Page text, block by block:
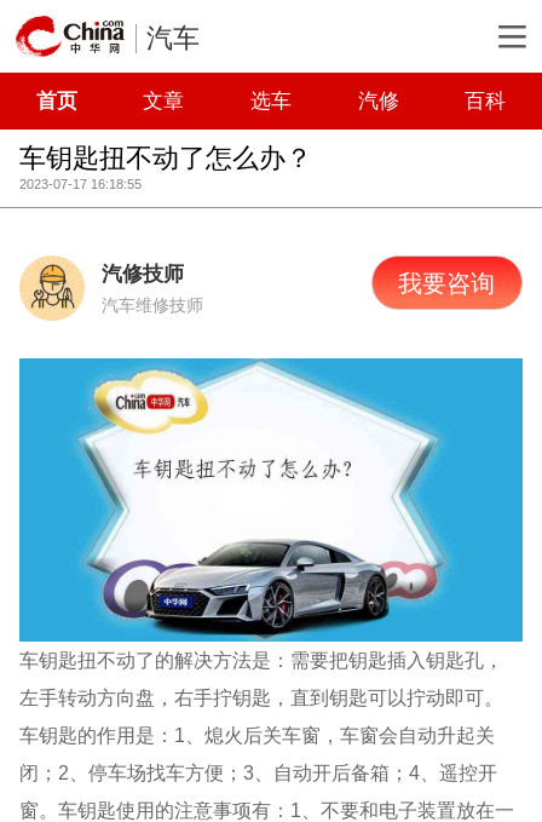
汽车
首页 文章 选车 汽修 百科
车钥匙扭不动了怎么办？
2023-07-17 16:18:55
汽修技师
汽车维修技师
我要咨询
车钥匙扭不动了的解决方法是：需要把钥匙插入钥匙孔，
左手转动方向盘，右手拧钥匙，直到钥匙可以拧动即可。
车钥匙的作用是：1、熄火后关车窗，车窗会自动升起关
闭；2、停车场找车方便；3、自动开后备箱；4、遥控开
窗。车钥匙使用的注意事项有：1、不要和电子装置放在一